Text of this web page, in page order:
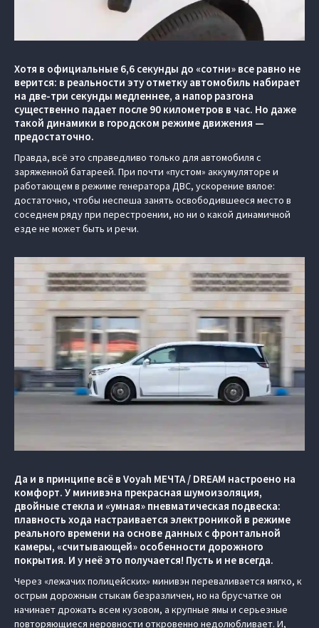
Хотя в официальные 6,6 секунды до «сотни» все равно не
верится: в реальности эту отметку автомобиль набирает
на две-три секунды медленнее, а напор разгона
существенно падает после 90 километров в час. Но даже
такой динамики в городском режиме движения —
предостаточно.
Правда, всё это справедливо только для автомобиля с
заряженной батареей. При почти «пустом» аккумуляторе и
работающем в режиме генератора ДВС, ускорение вялое:
достаточно, чтобы неспеша занять освободившееся место в
соседнем ряду при перестроении, но ни о какой динамичной
езде не может быть и речи.
Да и в принципе всё в Voyah МЕЧТА / DREAM настроено на
комфорт. У минивэна прекрасная шумоизоляция,
двойные стекла и «умная» пневматическая подвеска:
плавность хода настраивается электроникой в режиме
реального времени на основе данных с фронтальной
камеры, «считывающей» особенности дорожного
покрытия. И у неё это получается! Пусть и не всегда.
Через «лежачих полицейских» минивэн переваливается мягко, к
острым дорожным стыкам безразличен, но на брусчатке он
начинает дрожать всем кузовом, а крупные ямы и серьезные
повторяющиеся неровности откровенно недолюбливает. И,